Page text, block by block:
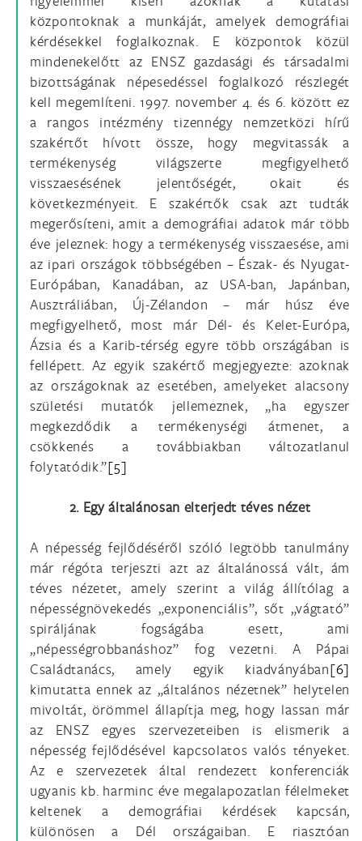
központoknak a munkáját, amelyek demográfiai
kérdésekkel foglalkoznak. E központok közül
mindenekelőtt az ENSZ gazdasági és társadalmi
bizottságának népesedéssel foglalkozó részlegét
kell megemlíteni. 1997. november 4. és 6. között ez
a rangos intézmény tizennégy nemzetközi hírű
szakértőt hívott össze, hogy megvitassák a
termékenység világszerte megfigyelhető
visszaesésének jelentőségét, okait és
következményeit. E szakértők csak azt tudták
megerősíteni, amit a demográfiai adatok már több
éve jeleznek: hogy a termékenység visszaesése, ami
az ipari országok többségében – Észak- és Nyugat-
Európában, Kanadában, az USA-ban, Japánban,
Ausztráliában, Új-Zélandon – már húsz éve
megfigyelhető, most már Dél- és Kelet-Európa,
Ázsia és a Karib-térség egyre több országában is
fellépett. Az egyik szakértő megjegyezte: azoknak
az országoknak az esetében, amelyeket alacsony
születési mutatók jellemeznek, „ha egyszer
megkezdődik a termékenységi átmenet, a
csökkenés a továbbiakban változatlanul
folytatódik.”[5]
2. Egy általánosan elterjedt téves nézet
A népesség fejlődéséről szóló legtöbb tanulmány
már régóta terjeszti azt az általánossá vált, ám
téves nézetet, amely szerint a világ állítólag a
népességnövekedés „exponenciális”, sőt „vágtató”
spiráljának fogságába esett, ami
„népességrobbanáshoz” fog vezetni. A Pápai
Családtanács, amely egyik kiadványában[6]
kimutatta ennek az „általános nézetnek” helytelen
mivoltát, örömmel állapítja meg, hogy lassan már
az ENSZ egyes szervezeteiben is elismerik a
népesség fejlődésével kapcsolatos valós tényeket.
Az e szervezetek által rendezett konferenciák
ugyanis kb. harminc éve megalapozatlan félelmeket
keltenek a demográfiai kérdések kapcsán,
különösen a Dél országaiban. E riasztóan